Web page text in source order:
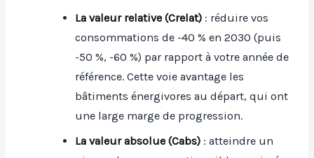
La valeur relative (Crelat) : réduire vos
consommations de -40 % en 2030 (puis
-50 %, -60 %) par rapport à votre année de
référence. Cette voie avantage les
bâtiments énergivores au départ, qui ont
une large marge de progression.
La valeur absolue (Cabs) : atteindre un